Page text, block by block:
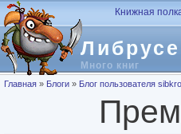
Перейти к основному содержанию
Много книг
Книжная
Вы здесь
Главная » Блоги » Блог пользователя